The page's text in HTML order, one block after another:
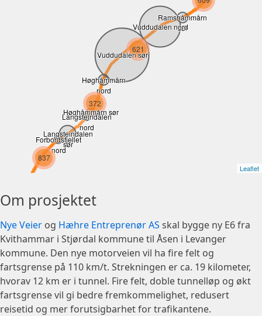
621
372
837
Forbordsfjellet
nord
Langsteindalen
sør
Langsteindalen
nord
Høghåmmårn sør
Høghåmmårn
nord
Vuddudalen sør
Vuddudalen nord
Ramshåmmårn
sør
Leaflet
Om prosjektet
Nye Veier og Hæhre Entreprenør AS skal bygge ny E6 fra
Kvithammar i Stjørdal kommune til Åsen i Levanger
kommune. Den nye motorveien vil ha fire felt og
fartsgrense på 110 km/t. Strekningen er ca. 19 kilometer,
hvorav 12 km er i tunnel. Fire felt, doble tunnelløp og økt
fartsgrense vil gi bedre fremkommelighet, redusert
reisetid og mer forutsigbarhet for trafikantene.